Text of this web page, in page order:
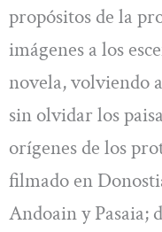
propósitos de la
imágenes a los
novela, volviendo
sin olvidar los
orígenes de los
filmado en
Andoain y Pasaia;